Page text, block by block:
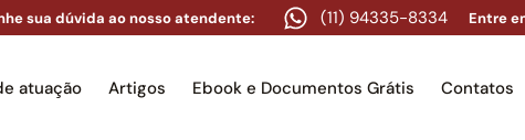
sua dúvida ao nosso atendente: (11) 94335-8334 Entre
atuação Artigos Ebook e Documentos Grátis Contatos